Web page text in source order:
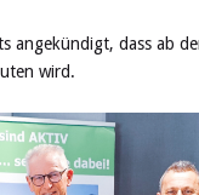
angekündigt, dass ab
wird.